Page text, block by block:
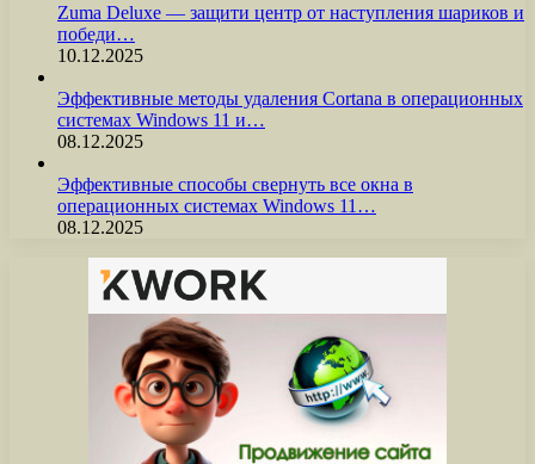
Zuma Deluxe — защити центр от наступления шариков и
победи…
10.12.2025
Эффективные методы удаления Cortana в операционных
системах Windows 11 и…
08.12.2025
Эффективные способы свернуть все окна в
операционных системах Windows 11…
08.12.2025